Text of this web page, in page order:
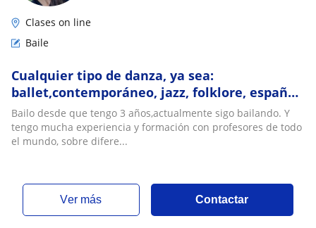
Clases on line
Baile
Cualquier tipo de danza, ya sea:
ballet,contemporáneo, jazz, folklore, español,
flamenco, streching
Bailo desde que tengo 3 años,actualmente sigo bailando. Y
tengo mucha experiencia y formación con profesores de todo
el mundo, sobre difere...
ver más Contactar